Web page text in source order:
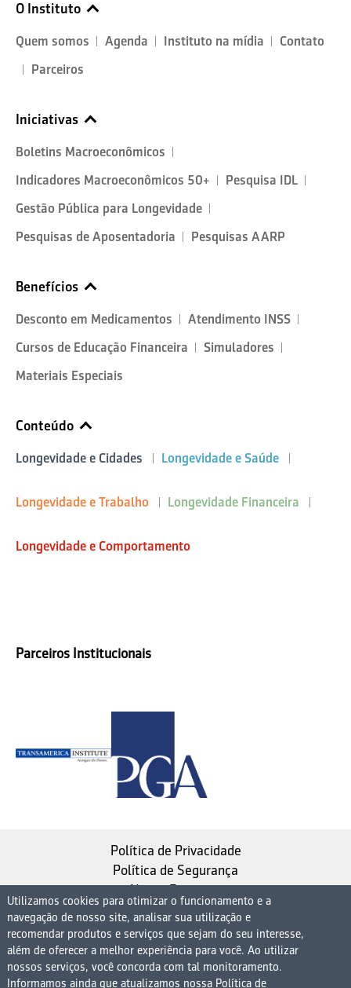
O Instituto
Quem somos Agenda Instituto na mídia
Contato
Parceiros
Iniciativas
Boletins Macroeconômicos
Indicadores Macroeconômicos 50+
Pesquisa IDL
Gestão Pública para Longevidade
Pesquisas de Aposentadoria
Pesquisas AARP
Benefícios
Desconto em Medicamentos
Atendimento INSS
Cursos de Educação Financeira
Simuladores
Materiais Especiais
Conteúdo
Longevidade e Cidades Longevidade e Saúde
Longevidade e Trabalho Longevidade Financeira
Longevidade e Comportamento
Parceiros Institucionais
Política de Privacidade
Política de Segurança
Nosso Estatuto
Instituto de Longevidade MAG, uma empresa do
Grupo MAG
| CNPJ 08.474.765/0001-75
Utilizamos cookies para otimizar o funcionamento e a
navegação de nosso site, analisar sua utilização e
recomendar produtos e serviços que sejam do seu interesse,
além de oferecer a melhor experiência para você. Ao utilizar
nossos serviços, você concorda com tal monitoramento.
Informamos ainda que atualizamos nossa Política de